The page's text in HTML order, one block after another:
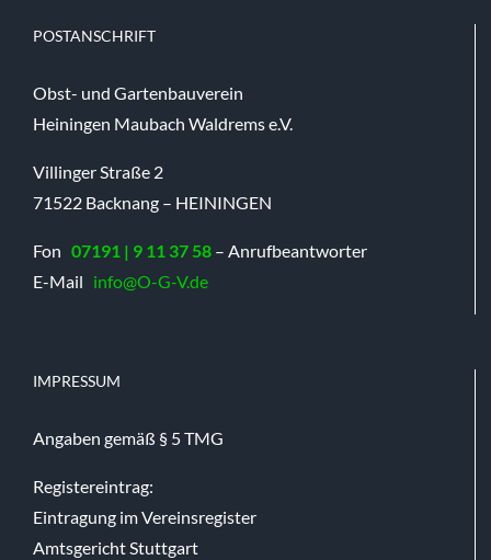
POSTANSCHRIFT
Obst- und Gartenbauverein
Heiningen Maubach Waldrems e.V.
Villinger Straße 2
71522 Backnang – HEININGEN
Fon 07191 | 9 11 37 58 – Anrufbeantworter
E-Mail info@O-G-V.de
IMPRESSUM
Angaben gemäß § 5 TMG
Registereintrag:
Eintragung im Vereinsregister
Amtsgericht Stuttgart